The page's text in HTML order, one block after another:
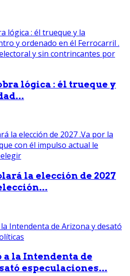
lógica : él trueque y
la elección de 2027
a la Intendenta de
especulaciones...